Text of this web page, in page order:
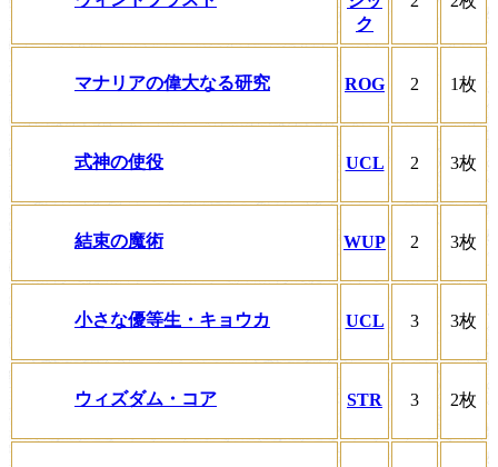
ク
マナリアの偉大なる研究 ROG 2 1枚
式神の使役 UCL 2 3枚
結束の魔術 WUP 2 3枚
小さな優等生・キョウカ UCL 3 3枚
ウィズダム・コア STR 3 2枚